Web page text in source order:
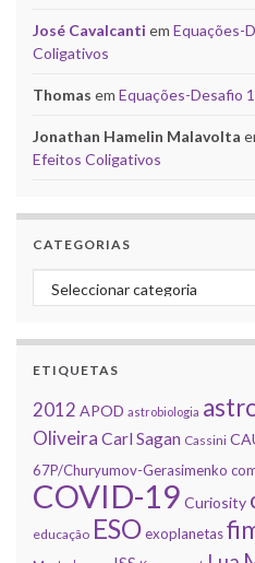
José Cavalcanti em Equações-
Coligativos
Thomas em Equações-Desafio
Jonathan Hamelin Malavolta
Efeitos Coligativos
CATEGORIAS
Categorias
ETIQUETAS
2012 APOD astrobiologia
Oliveira Carl Sagan Cassini
67P/Churyumov-Gerasimenko
COVID-19 Curiosity
educação ESOexoplanetas